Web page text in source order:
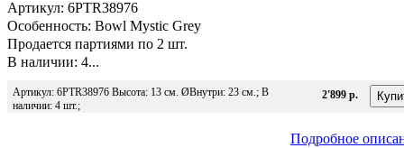
Артикул: 6PTR38976
Особенность: Bowl Mystic Grey
Продается партиями по 2 шт.
В наличии: 4...
Артикул: 6PTR38976 Высота: 13 см. ØВнутри: 23 см.; В
наличии: 4 шт.;
2'899 р.
Подробное